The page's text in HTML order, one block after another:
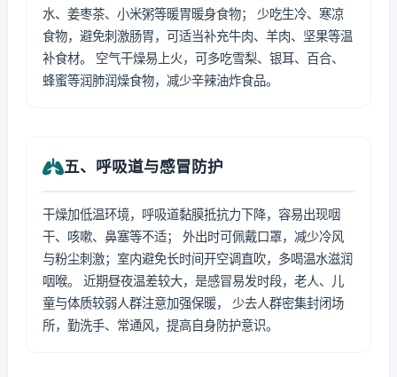
水、姜枣茶、小米粥等暖胃暖身食物； 少吃生冷、寒凉
食物，避免刺激肠胃，可适当补充牛肉、羊肉、坚果等温
补食材。 空气干燥易上火，可多吃雪梨、银耳、百合、
蜂蜜等润肺润燥食物，减少辛辣油炸食品。
五、呼吸道与感冒防护
干燥加低温环境，呼吸道黏膜抵抗力下降，容易出现咽
干、咳嗽、鼻塞等不适； 外出时可佩戴口罩，减少冷风
与粉尘刺激；室内避免长时间开空调直吹，多喝温水滋润
咽喉。 近期昼夜温差较大，是感冒易发时段，老人、儿
童与体质较弱人群注意加强保暖， 少去人群密集封闭场
所，勤洗手、常通风，提高自身防护意识。